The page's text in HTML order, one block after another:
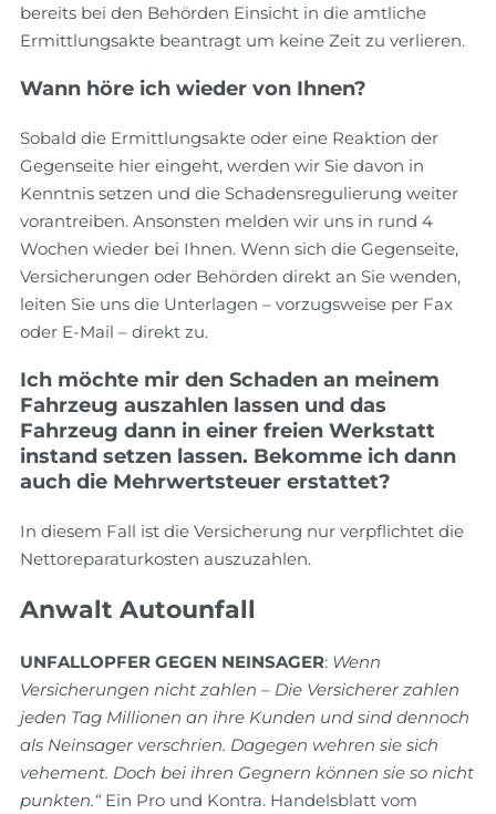
bereits bei den Behörden Einsicht in die amtliche
Ermittlungsakte beantragt um keine Zeit zu verlieren.
Wann höre ich wieder von Ihnen?
Sobald die Ermittlungsakte oder eine Reaktion der
Gegenseite hier eingeht, werden wir Sie davon in
Kenntnis setzen und die Schadensregulierung weiter
vorantreiben. Ansonsten melden wir uns in rund 4
Wochen wieder bei Ihnen. Wenn sich die Gegenseite,
Versicherungen oder Behörden direkt an Sie wenden,
leiten Sie uns die Unterlagen – vorzugsweise per Fax
oder E-Mail – direkt zu.
Ich möchte mir den Schaden an meinem
Fahrzeug auszahlen lassen und das
Fahrzeug dann in einer freien Werkstatt
instand setzen lassen. Bekomme ich dann
auch die Mehrwertsteuer erstattet?
In diesem Fall ist die Versicherung nur verpflichtet die
Nettoreparaturkosten auszuzahlen.
Anwalt Autounfall
UNFALLOPFER GEGEN NEINSAGER: Wenn
Versicherungen nicht zahlen – Die Versicherer zahlen
jeden Tag Millionen an ihre Kunden und sind dennoch
als Neinsager verschrien. Dagegen wehren sie sich
vehement. Doch bei ihren Gegnern können sie so nicht
punkten.“ Ein Pro und Kontra. Handelsblatt vom